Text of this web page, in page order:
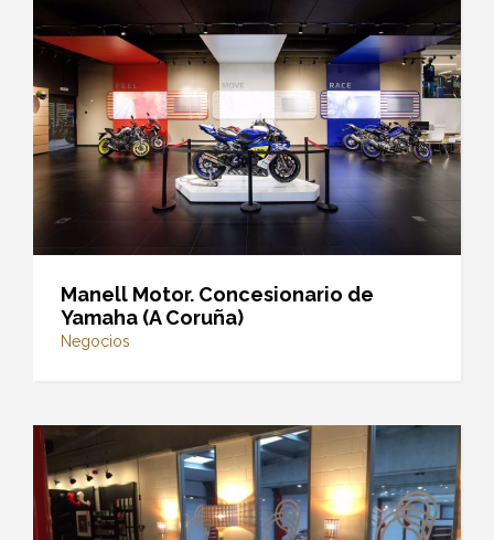
Manell Motor. Concesionario de
Yamaha (A Coruña)
Negocios